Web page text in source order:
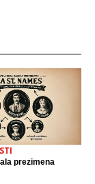
prezimena